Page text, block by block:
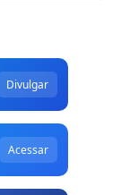
Divulgar
Acessar